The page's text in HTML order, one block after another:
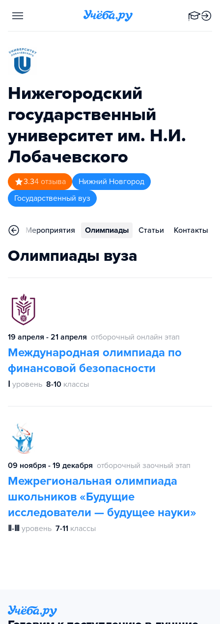
Нижегородский
государственный
университет им. Н.И.
Лобачевского
3.34 отзыва
Нижний Новгород
Государственный вуз
Мероприятия Олимпиады Статьи Контакты
Олимпиады вуза
19 апреля - 21 апреля отборочный онлайн этап
Международная олимпиада по
финансовой безопасности
Ⅰ уровень 8-10 классы
09 ноября - 19 декабря отборочный заочный этап
Межрегиональная олимпиада
школьников «Будущие
исследователи — будущее науки»
Ⅱ-Ⅲ уровень 7-11 классы